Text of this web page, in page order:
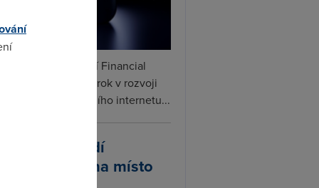
podle informací Financial
připravuje další krok v rozvoji
Vedle satelitního internetu...
zavádí
jména místo